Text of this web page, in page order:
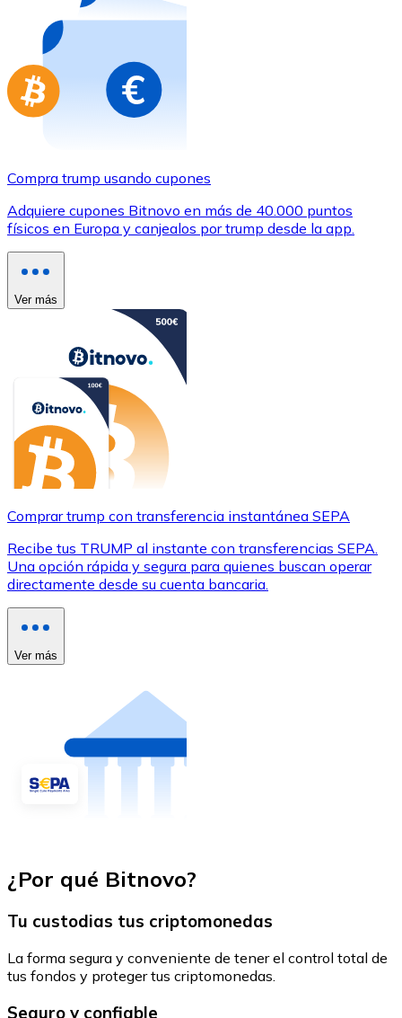
Compra tarjetas regalo de tus marcas favoritas con
Ir a la tienda de tarjetas regalo
Compra trump usando cupones
Adquiere cupones Bitnovo en más de 40.000 puntos
físicos en Europa y canjealos por trump desde la app.
Ver más
Comprar trump con transferencia instantánea SEPA
Recibe tus TRUMP al instante con transferencias SEPA.
Una opción rápida y segura para quienes buscan operar
directamente desde su cuenta bancaria.
Ver más
¿Por qué Bitnovo?
Tu custodias tus criptomonedas
La forma segura y conveniente de tener el control total de
tus fondos y proteger tus criptomonedas.
Seguro y confiable